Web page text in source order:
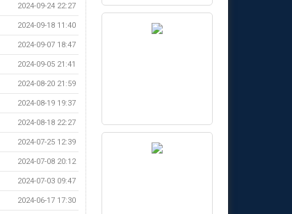
2024-09-24 22:27
2024-09-18 11:40
2024-09-07 18:47
2024-09-05 21:41
2024-08-20 21:59
2024-08-19 19:37
2024-08-18 22:27
2024-07-25 12:39
2024-07-08 20:12
2024-07-03 09:47
2024-06-17 17:30